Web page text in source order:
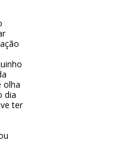
olha
dia
ter